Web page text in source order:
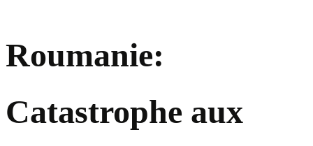
Roumanie:
Catastrophe aux